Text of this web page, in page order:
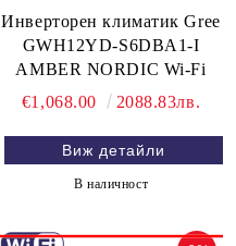
Инверторен климатик Gree
GWH12YD-S6DBA1-I
AMBER NORDIC Wi-Fi
€1,068.00
2088.83лв.
Виж детайли
В наличност